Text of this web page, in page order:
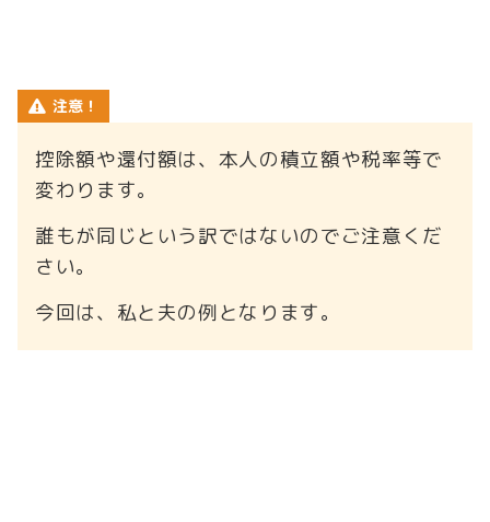
注意！
控除額や還付額は、本人の積立額や税率等で
変わります。
誰もが同じという訳ではないのでご注意くだ
さい。
今回は、私と夫の例となります。